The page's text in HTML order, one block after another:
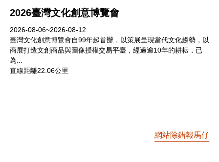
2026臺灣文化創意博覽會
2026-08-06~2026-08-12
臺灣文化創意博覽會自99年起首辦，以策展呈現當代文化趨勢，以
商展打造文創商品與圖像授權交易平臺，經過逾10年的耕耘，已
為...
直線距離22.06公里
網站除錯報馬仔